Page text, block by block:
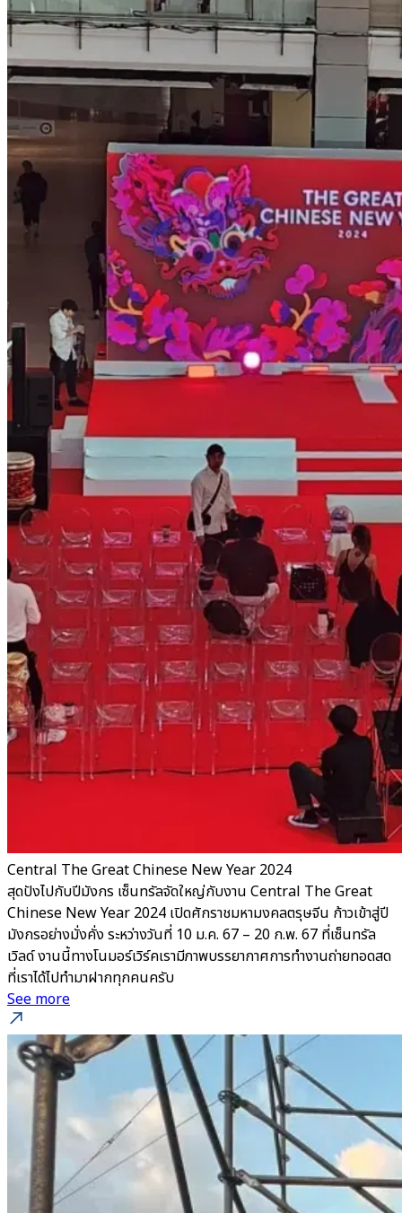
Central The Great Chinese New Year 2024
สุดปังไปกับปีมังกร เซ็นทรัลจัดใหญ่กับงาน Central The Great
Chinese New Year 2024 เปิดศักราชมหามงคลตรุษจีน ก้าวเข้าสู่ปี
มังกรอย่างมั่งคั่ง ระหว่างวันที่ 10 ม.ค. 67 – 20 ก.พ. 67 ที่เซ็นทรัล
เวิลด์ งานนี้ทางโนมอร์เวิร์คเรามีภาพบรรยากาศการทำงานถ่ายทอดสด
ที่เราได้ไปทำมาฝากทุกคนครับ
See more